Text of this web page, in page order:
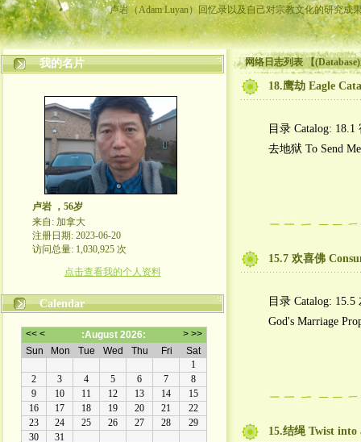
卢岩（Adam Luyan）回忆录以及自己对宗教文化的研究成
我的名片
卢岩 ，56岁
来自: 加拿大
注册日期: 2023-06-20
访问总量: 1,030,925 次
点击查看我的个人资料
Calendar
网络日志列表 【
18.鹰劫 Eagle
目录 Catalog:
去地狱 To Send
15.7 欢喜佛
目录 Catalog:
God's Marriage
15.结绳 Twist into